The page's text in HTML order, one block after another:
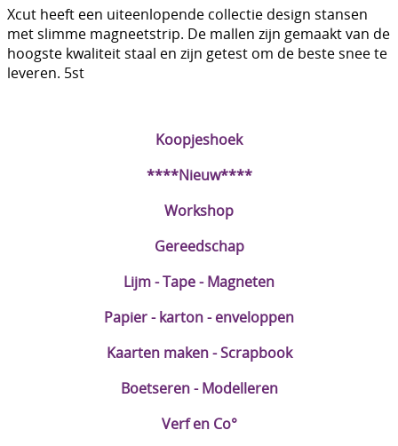
Kleurboeken en Handboeken
Cadeaubon
Diversen
Koopjeshoek
****Nieuw****
Workshop
Gereedschap
Lijm - Tape - Magneten
Papier - karton - enveloppen
Kaarten maken - Scrapbook
Boetseren - Modelleren
Verf en Co°
Xcut heeft een uiteenlopende collectie design stansen
met slimme magneetstrip. De mallen zijn gemaakt van de
hoogste kwaliteit staal en zijn getest om de beste snee te
leveren. 5st